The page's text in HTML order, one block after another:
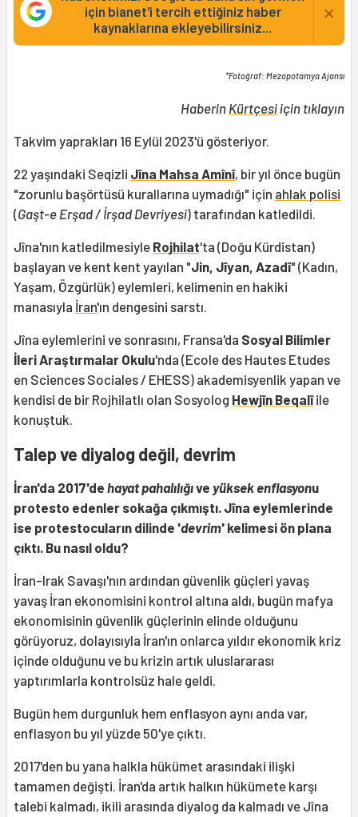
için bianet'i tercih ettiğiniz haber
kaynaklarına ekleyebilirsiniz...
×
*Fotoğraf: Mezopotamya Ajansı
Haberin Kürtçesiiçin tıklayın
Takvim yaprakları 16 Eylül 2023'ü gösteriyor.
22 yaşındaki Seqizli Jîna Mahsa Amînî, bir yıl önce bugün
"zorunlu başörtüsü kurallarına uymadığı" için ahlak polisi
(Gaşt-e Erşad / İrşad Devriyesi) tarafından katledildi.
Jîna'nın katledilmesiyle Rojhilat'ta (Doğu Kürdistan)
başlayan ve kent kent yayılan "Jin, Jîyan, Azadî" (Kadın,
Yaşam, Özgürlük) eylemleri, kelimenin en hakiki
manasıyla İran'ın dengesini sarstı.
Jîna eylemlerini ve sonrasını, Fransa'da Sosyal Bilimler
İleri Araştırmalar Okulu'nda (Ecole des Hautes Etudes
en Sciences Sociales / EHESS) akademisyenlik yapan ve
kendisi de bir Rojhilatlı olan Sosyolog Hewjîn Beqalîile
konuştuk.
Talep ve diyalog değil, devrim
İran'da 2017'de hayat pahalılığıve yüksek enflasyonu
protesto edenler sokağa çıkmıştı. Jîna eylemlerinde
ise protestocuların dilinde 'devrim' kelimesi ön plana
çıktı. Bu nasıl oldu?
İran-Irak Savaşı'nın ardından güvenlik güçleri yavaş
yavaş İran ekonomisini kontrol altına aldı, bugün mafya
ekonomisinin güvenlik güçlerinin elinde olduğunu
görüyoruz, dolayısıyla İran'ın onlarca yıldır ekonomik kriz
içinde olduğunu ve bu krizin artık uluslararası
yaptırımlarla kontrolsüz hale geldi.
Bugün hem durgunluk hem enflasyon aynı anda var,
enflasyon bu yıl yüzde 50'ye çıktı.
2017'den bu yana halkla hükümet arasındaki ilişki
tamamen değişti. İran'da artık halkın hükümete karşı
talebi kalmadı, ikili arasında diyalog da kalmadı ve Jîna